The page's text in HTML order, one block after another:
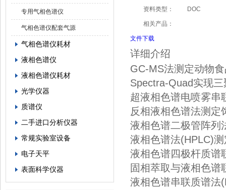
专用气相色谱仪
气相色谱仪配套气源
气相色谱仪耗材
液相色谱仪
液相色谱仪耗材
光学仪器
质谱仪
二手进口分析仪器
常规实验室设备
电子天平
表面科学仪器
资料类型： DOC
相关产品：
文件下载
详细介绍
GC-MS法测定动物
Spectra-Quad实现
超液相色谱电喷雾串
反相液相色谱法测定
液相色谱二极管阵列
液相色谱法(HPLC)测
液相色谱四极杆质谱
固相萃取与液相色谱
液相色谱串联质谱法